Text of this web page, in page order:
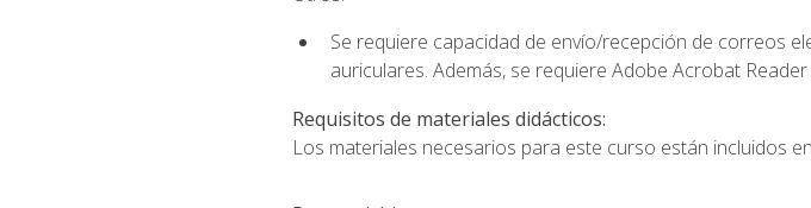
Se requiere capacidad de envío/recepción de correos
auriculares. Además, se requiere Adobe Acrobat
Requisitos de materiales didácticos:
Los materiales necesarios para este curso están incluidos